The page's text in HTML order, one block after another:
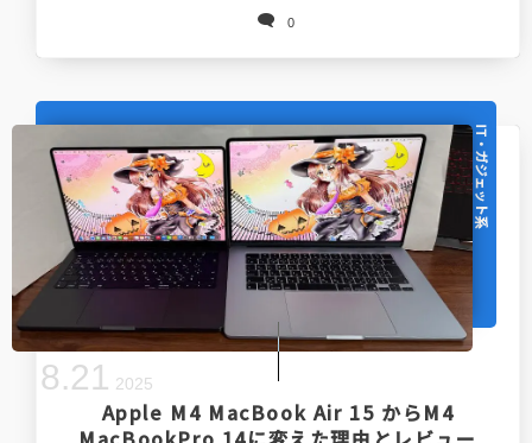
0
IT・ガジェット系
Apple M4 MacBook Air 15 からM4
8.21 2025